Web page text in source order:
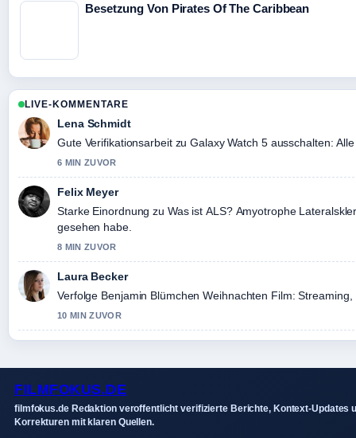
Besetzung Von Pirates Of The Caribbean
LIVE-KOMMENTARE
Lena Schmidt
Gute Verifikationsarbeit zu Galaxy Watch 5 ausschalten:
6 MIN ZUVOR
Felix Meyer
Starke Einordnung zu Was ist ALS? Amyotrophe
gesehen habe.
8 MIN ZUVOR
Laura Becker
Verfolge Benjamin Blümchen Weihnachten Film:
10 MIN ZUVOR
FILMFOKUS.DE
filmfokus.de Redaktion veroffentlicht verifizierte Berichte, Kontext-Updates
Korrekturen mit klaren Quellen.